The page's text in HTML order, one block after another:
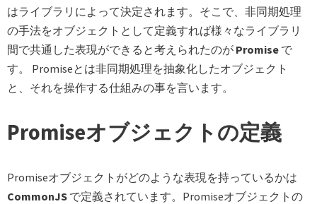
はライブラリによって決定されます。そこで、非同期処理
の手法をオブジェクトとして定義すれば様々なライブラリ
間で共通した表現ができると考えられたのが Promise で
す。 Promiseとは非同期処理を抽象化したオブジェクト
と、それを操作する仕組みの事を言います。
Promiseオブジェクトの定義
Promiseオブジェクトがどのような表現を持っているかは
CommonJS で定義されています。Promiseオブジェクトの